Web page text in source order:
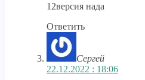
12версия нада
Ответить
Сергей
22.12.2022 : 18:06